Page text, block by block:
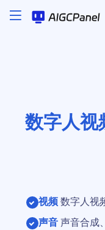
数字人视
视频数字人视
声音声音合成